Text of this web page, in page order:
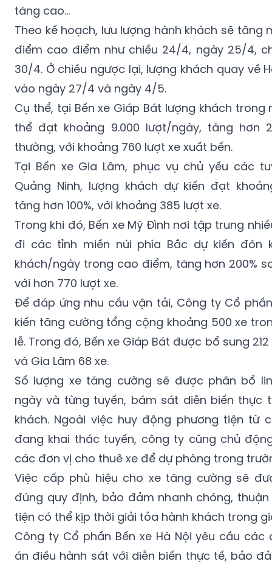
tăng cao…
Theo kế hoạch, lưu lượng hành khách sẽ tăng
điểm cao điểm như chiều 24/4, ngày 25/4,
30/4. Ở chiều ngược lại, lượng khách quay về
vào ngày 27/4 và ngày 4/5.
Cụ thể, tại Bến xe Giáp Bát lượng khách
thể đạt khoảng 9.000 lượt/ngày, tăng hơn
thường, với khoảng 760 lượt xe xuất bến.
Tại Bến xe Gia Lâm, phục vụ chủ yếu các
Quảng Ninh, lượng khách dự kiến đạt
tăng hơn 100%, với khoảng 385 lượt xe.
Trong khi đó, Bến xe Mỹ Đình nơi tập trung
đi các tỉnh miền núi phía Bắc dự kiến đón
khách/ngày trong cao điểm, tăng hơn 200%
với hơn 770 lượt xe.
Để đáp ứng nhu cầu vận tải, Công ty Cổ
kiến tăng cường tổng cộng khoảng 500 xe
lễ. Trong đó, Bến xe Giáp Bát được bổ sung
và Gia Lâm 68 xe.
Số lượng xe tăng cường sẽ được phân bổ
ngày và từng tuyến, bám sát diễn biến thực
khách. Ngoài việc huy động phương tiện từ
đang khai thác tuyến, công ty cũng chủ
các đơn vị cho thuê xe để dự phòng trong
Việc cấp phù hiệu cho xe tăng cường sẽ
đúng quy định, bảo đảm nhanh chóng,
tiện có thể kịp thời giải tỏa hành khách trong
Công ty Cổ phần Bến xe Hà Nội yêu cầu các
án điều hành sát với diễn biến thực tế, bảo